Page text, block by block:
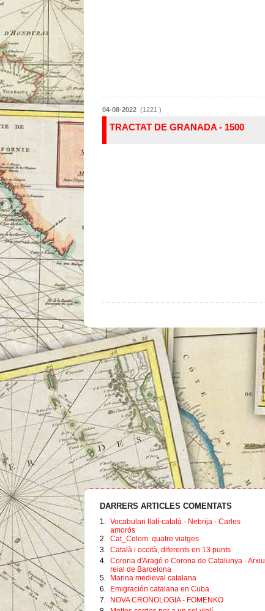
04-08-2022 (1221 )
TRACTAT DE GRANADA - 1500
DARRERS ARTICLES COMENTATS
1. Vocabulari llatí-català - Nebrija - Carles
amorós
2. Cat_Colom: quatre viatges
3. Català i occità, diferents en 13 punts
4. Corona d'Aragó o Corona de Catalunya - Arxiu
reial de Barcelona
5.
Marina medieval catalana
6.
Emigración catalana en Cuba
7.
NOVA CRONOLOGIA - FOMENKO